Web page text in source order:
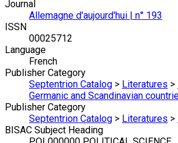
Journal
Allemagne d'aujourd'hui | n° 193
ISSN
00025712
Language
French
Publisher Category
Septentrion Catalog > Literatures >
Germanic and Scandinavian
Publisher Category
Septentrion Catalog > Literatures >
BISAC Subject Heading